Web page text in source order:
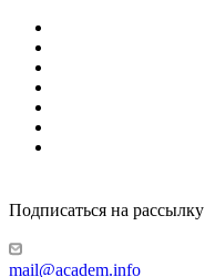
Подписаться на рассылку
mail@academ.info